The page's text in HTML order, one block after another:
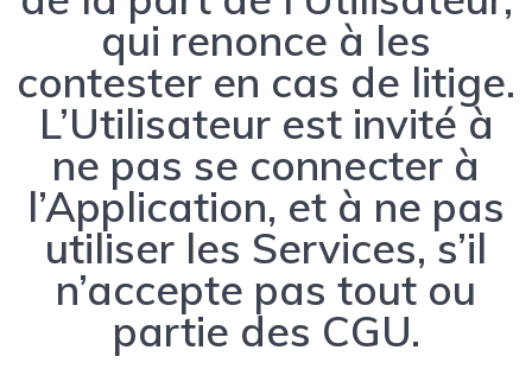
qui renonce à les
contester en cas de litige.
L’Utilisateur est invité à
ne pas se connecter à
l’Application, et à ne pas
utiliser les Services, s’il
n’accepte pas tout ou
partie des CGU.